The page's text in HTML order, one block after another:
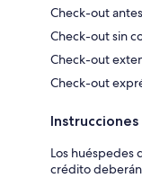
Check-out
Check-out sin
Check-out
Check-out
Los huéspedes
crédito